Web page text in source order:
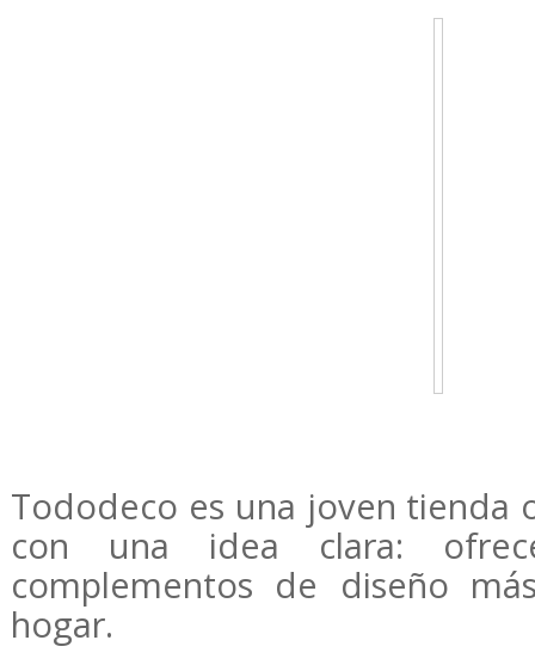
Tododeco es una joven tienda
con una idea clara:
complementos de diseño
hogar.